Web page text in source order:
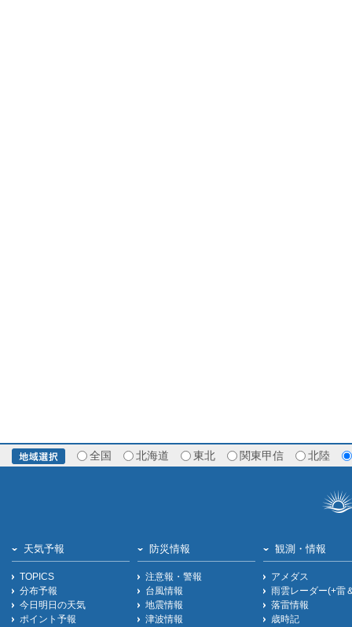
全国 北海道 東北 関東甲信 北陸
天気予報
TOPICS
分布予報
今日明日の天気
ポイント予報
防災情報
注意報・警報
台風情報
地震情報
津波情報
観測・情報
アメダス
雨雲レーダー(+雷
落雷情報
歳時記